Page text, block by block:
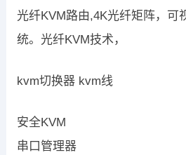
光纤KVM路由,4K光纤矩阵，可
统。光纤KVM技术，
kvm切换器 kvm线
安全KVM
串口管理器